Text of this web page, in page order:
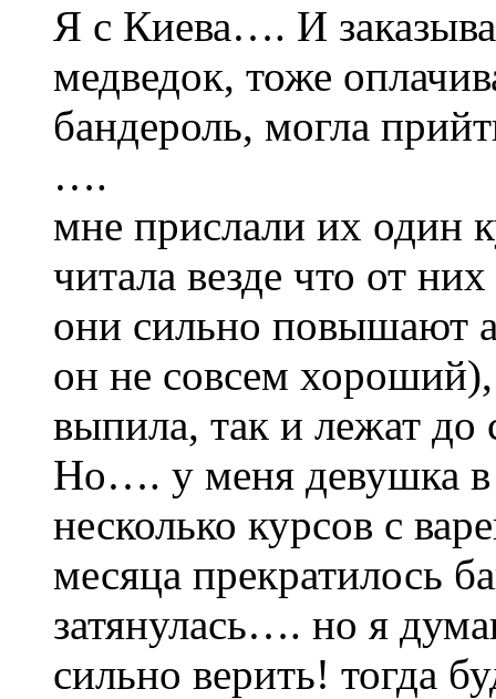
Я с Киева…. И
медведок, тоже
бандероль, могла
….
мне прислали их
читала везде что от
они сильно повышают
он не совсем
выпила, так и лежат
Но…. у меня девушка в
несколько курсов с
месяца прекратилось
затянулась…. но я
сильно верить! тогда